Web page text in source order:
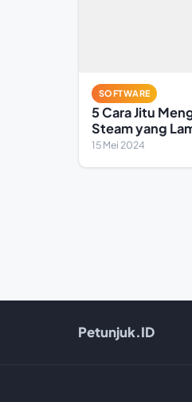
SOFTWARE
5 Cara Jitu
Steam yang
15 Mei 2024
Petunjuk.ID